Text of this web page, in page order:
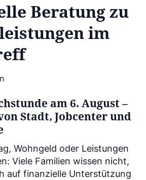
Beratung zu
im
am 6. August –
Stadt, Jobcenter und
Wohngeld oder Leistungen
Viele Familien wissen nicht,
auf finanzielle Unterstützung